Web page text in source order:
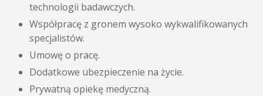
technologii badawczych.
Współpracę z gronem wysoko wykwalifikowanych
specjalistów.
Umowę o pracę.
Dodatkowe ubezpieczenie na życie.
Prywatną opiekę medyczną.